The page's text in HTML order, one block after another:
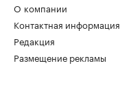
О компании
Контактная информация
Редакция
Размещение рекламы